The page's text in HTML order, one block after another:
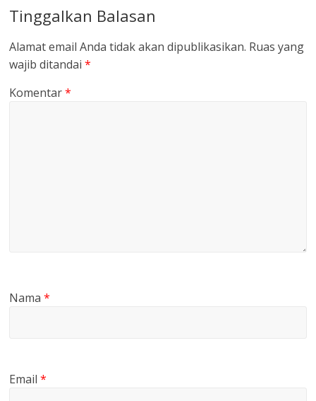
Tinggalkan Balasan
Alamat email Anda tidak akan dipublikasikan. Ruas yang
wajib ditandai*
Komentar*
Nama*
Email*